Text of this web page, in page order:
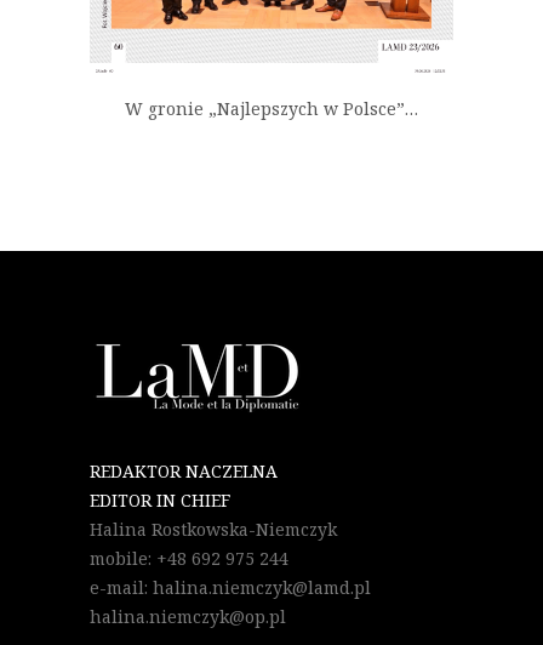
W gronie „Najlepszych w Polsce”…
REDAKTOR NACZELNA
EDITOR IN CHIEF
Halina Rostkowska-Niemczyk
mobile: +48 692 975 244
e-mail: halina.niemczyk@lamd.pl
halina.niemczyk@op.pl